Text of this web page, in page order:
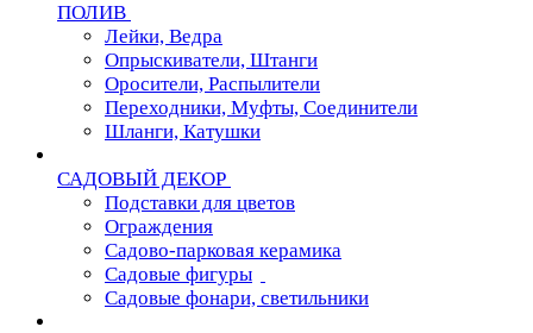
ПОЛИВ
Лейки, Ведра
Опрыскиватели, Штанги
Оросители, Распылители
Переходники, Муфты, Соединители
Шланги, Катушки
САДОВЫЙ ДЕКОР
Подставки для цветов
Ограждения
Садово-парковая керамика
Садовые фигуры
Садовые фонари, светильники